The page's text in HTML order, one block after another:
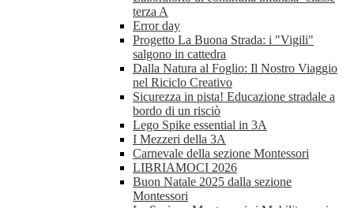
terza A
Error day
Progetto La Buona Strada: i "Vigili"
salgono in cattedra
Dalla Natura al Foglio: Il Nostro Viaggio
nel Riciclo Creativo
Sicurezza in pista! Educazione stradale a
bordo di un risciò
Lego Spike essential in 3A
I Mezzeri della 3A
Carnevale della sezione Montessori
LIBRIAMOCI 2026
Buon Natale 2025 dalla sezione
Montessori